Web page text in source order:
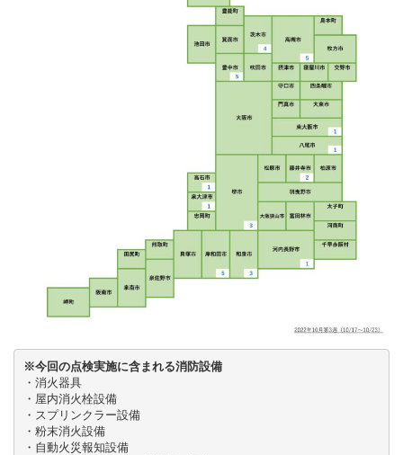
※今回の点検実施に含まれる消防設備
・消火器具
・屋内消火栓設備
・スプリンクラー設備
・粉末消火設備
・自動火災報知設備